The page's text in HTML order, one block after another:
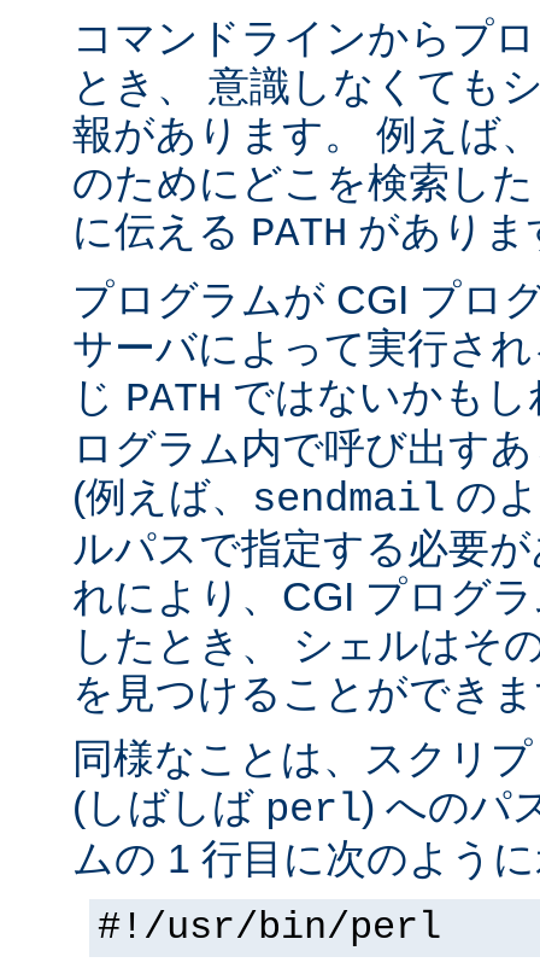
コマンドラインからプ
とき、 意識しなくても
報があります。 例えば
のためにどこを検索し
に伝える PATH がありま
プログラムが CGI プロ
サーバによって実行さ
じ PATH ではないかも
ログラム内で呼び出す
(例えば、 sendmail の
ルパスで指定する必要
れにより、CGI プログ
したとき、 シェルはそ
を見つけることができ
同様なことは、スクリ
(しばしば perl) へのパ
ムの 1 行目に次のよう
#!/usr/bin/perl